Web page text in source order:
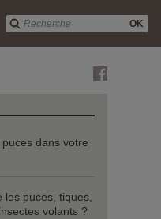
OK
dans votre
puces, tiques,
volants ?